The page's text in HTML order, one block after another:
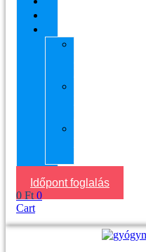
Időpont foglalás
0 Ft 0
Cart